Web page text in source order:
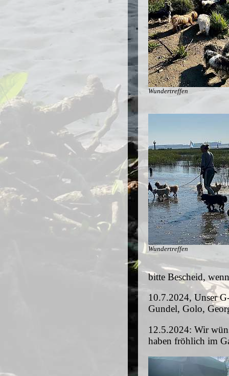
Wundertreffen
Wundertreffen
bitte Bescheid,
10.7.2024, Unser
Gundel, Golo,
12.5.2024: Wir
haben fröhlich im